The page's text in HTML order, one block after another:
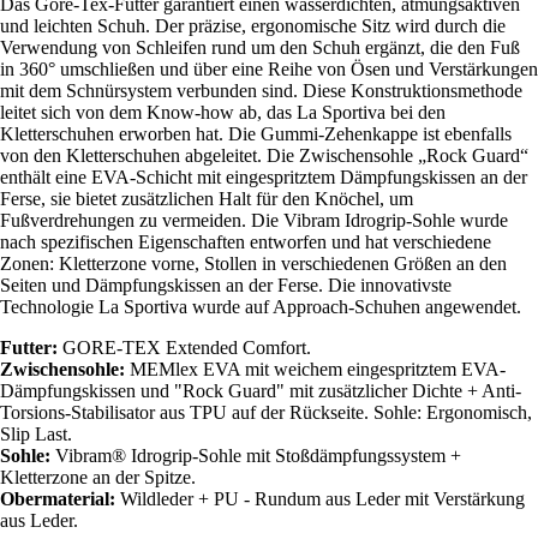
Das Gore-Tex-Futter garantiert einen wasserdichten, atmungsaktiven
und leichten Schuh. Der präzise, ergonomische Sitz wird durch die
Verwendung von Schleifen rund um den Schuh ergänzt, die den Fuß
in 360° umschließen und über eine Reihe von Ösen und Verstärkungen
mit dem Schnürsystem verbunden sind. Diese Konstruktionsmethode
leitet sich von dem Know-how ab, das La Sportiva bei den
Kletterschuhen erworben hat. Die Gummi-Zehenkappe ist ebenfalls
von den Kletterschuhen abgeleitet. Die Zwischensohle „Rock Guard“
enthält eine EVA-Schicht mit eingespritztem Dämpfungskissen an der
Ferse, sie bietet zusätzlichen Halt für den Knöchel, um
Fußverdrehungen zu vermeiden. Die Vibram Idrogrip-Sohle wurde
nach spezifischen Eigenschaften entworfen und hat verschiedene
Zonen: Kletterzone vorne, Stollen in verschiedenen Größen an den
Seiten und Dämpfungskissen an der Ferse. Die innovativste
Technologie La Sportiva wurde auf Approach-Schuhen angewendet.
Futter: GORE-TEX Extended Comfort.
Zwischensohle: MEMlex EVA mit weichem eingespritztem EVA-
Dämpfungskissen und "Rock Guard" mit zusätzlicher Dichte + Anti-
Torsions-Stabilisator aus TPU auf der Rückseite. Sohle: Ergonomisch,
Slip Last.
Sohle: Vibram® Idrogrip-Sohle mit Stoßdämpfungssystem +
Kletterzone an der Spitze.
Obermaterial: Wildleder + PU - Rundum aus Leder mit Verstärkung
aus Leder.